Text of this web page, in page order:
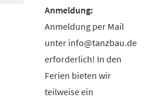
Anmeldung per Mail
unter info@tanzbau.de
erforderlich! In den
Ferien bieten wir
teilweise ein